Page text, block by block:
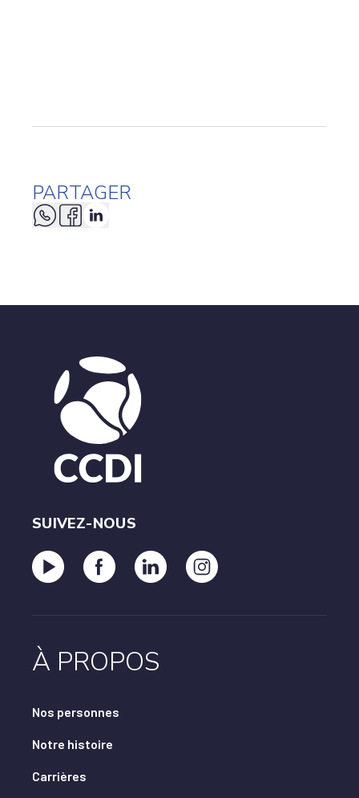
PARTAGER
SUIVEZ-NOUS
À PROPOS
Nos personnes
Notre histoire
Carrières